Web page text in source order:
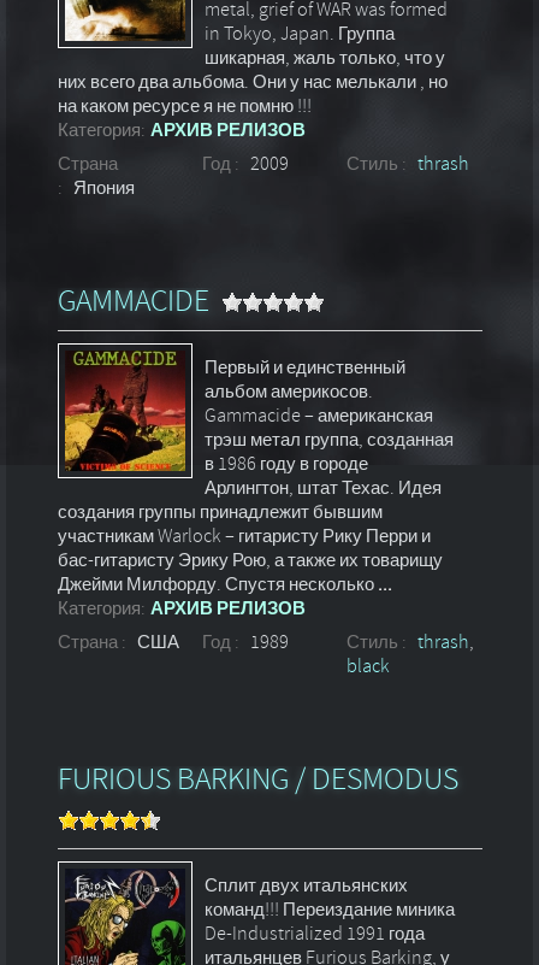
metal, grief of WAR was formed
in Tokyo, Japan. Группа
шикарная, жаль только, что у
них всего два альбома. Они у нас мелькали , но
на каком ресурсе я не помню !!!
Категория: АРХИВ РЕЛИЗОВ
Страна
:
Япония
Год : 2009 Стиль : thrash
GAMMACIDE
Первый и единственный
альбом америкосов.
Gammacide – американская
трэш метал группа, созданная
в 1986 году в городе
Арлингтон, штат Техас. Идея
создания группы принадлежит бывшим
участникам Warlock – гитаристу Рику Перри и
бас-гитаристу Эрику Рою, а также их товарищу
Джейми Милфорду. Спустя несколько ...
Категория: АРХИВ РЕЛИЗОВ
Страна : США Год : 1989 Стиль : thrash,
black
FURIOUS BARKING / DESMODUS
Сплит двух итальянских
команд!!! Переиздание миника
De-Industrialized 1991 года
итальянцев Furious Barking, у